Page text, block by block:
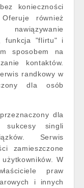
konieczności
również
funkcja "flirtu" i
sposobem na
kontaktów.
randkowy w
dla osób
dla
sukcesy singli
Serwis
zamieszczone
W
praw
i innych